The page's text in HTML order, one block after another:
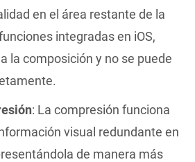
en el área restante de la
integradas en iOS,
la composición y no se puede
: La compresión funciona
visual redundante en
de manera más